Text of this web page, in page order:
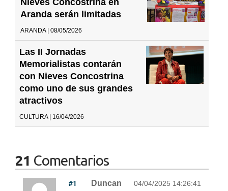
Aranda serán limitadas
ARANDA | 08/05/2026
Las II Jornadas
Memorialistas contarán
con Nieves Concostrina
como uno de sus grandes
atractivos
CULTURA | 16/04/2026
21 Comentarios
#1 Duncan 04/04/2025 14:26:41